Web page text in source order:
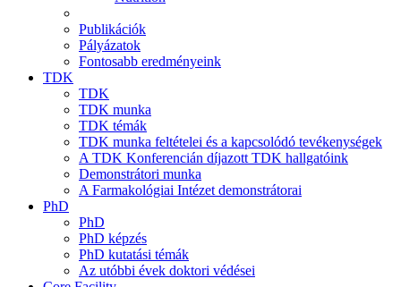
Publikációk
Pályázatok
Fontosabb eredményeink
TDK
TDK
TDK munka
TDK témák
TDK munka feltételei és a kapcsolódó tevékenységek
A TDK Konferencián díjazott TDK hallgatóink
Demonstrátori munka
A Farmakológiai Intézet demonstrátorai
PhD
PhD
PhD képzés
PhD kutatási témák
Az utóbbi évek doktori védései